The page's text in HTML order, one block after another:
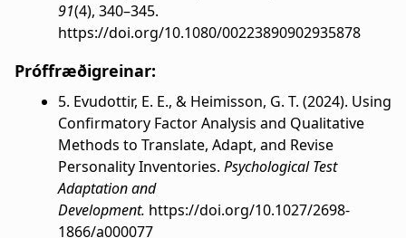
91(4), 340–345.
https://doi.org/10.1080/00223890902935878
Próffræðigreinar:
5. Evudottir, E. E., & Heimisson, G. T. (2024). Using
Confirmatory Factor Analysis and Qualitative
Methods to Translate, Adapt, and Revise
Personality Inventories. Psychological Test
Adaptation and
Development. https://doi.org/10.1027/2698-
1866/a000077